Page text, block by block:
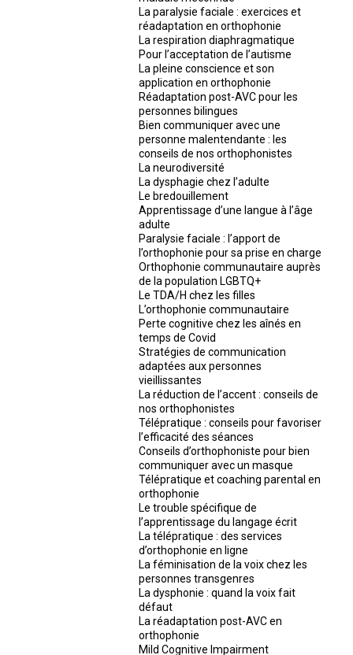
La paralysie faciale : exercices et
réadaptation en orthophonie
La respiration diaphragmatique
Pour l’acceptation de l’autisme
La pleine conscience et son
application en orthophonie
Réadaptation post-AVC pour les
personnes bilingues
Bien communiquer avec une
personne malentendante : les
conseils de nos orthophonistes
La neurodiversité
La dysphagie chez l’adulte
Le bredouillement
Apprentissage d’une langue à l’âge
adulte
Paralysie faciale : l’apport de
l’orthophonie pour sa prise en charge
Orthophonie communautaire auprès
de la population LGBTQ+
Le TDA/H chez les filles
L’orthophonie communautaire
Perte cognitive chez les aînés en
temps de Covid
Stratégies de communication
adaptées aux personnes
vieillissantes
La réduction de l’accent : conseils de
nos orthophonistes
Télépratique : conseils pour favoriser
l’efficacité des séances
Conseils d’orthophoniste pour bien
communiquer avec un masque
Télépratique et coaching parental en
orthophonie
Le trouble spécifique de
l’apprentissage du langage écrit
La télépratique : des services
d’orthophonie en ligne
La féminisation de la voix chez les
personnes transgenres
La dysphonie : quand la voix fait
défaut
La réadaptation post-AVC en
orthophonie
Mild Cognitive Impairment